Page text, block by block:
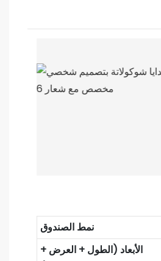
نمط الصندوق
الأبعاد (الطول + العرض +